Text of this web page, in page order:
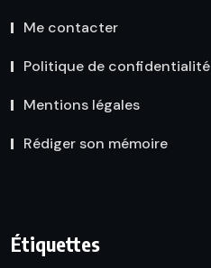
Me contacter
Politique de confidentialité
Mentions légales
Rédiger son mémoire
Étiquettes